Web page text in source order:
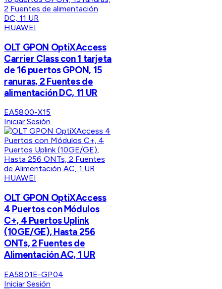
HUAWEI
OLT GPON OptiXAccess
Carrier Class con 1 tarjeta
de 16 puertos GPON, 15
ranuras, 2 Fuentes de
alimentación DC, 11 UR
EA5800-X15
Iniciar Sesión
HUAWEI
OLT GPON OptiXAccess
4 Puertos con Módulos
C+, 4 Puertos Uplink
(10GE/GE), Hasta 256
ONTs, 2 Fuentes de
Alimentación AC, 1 UR
EA5801E-GP04
Iniciar Sesión